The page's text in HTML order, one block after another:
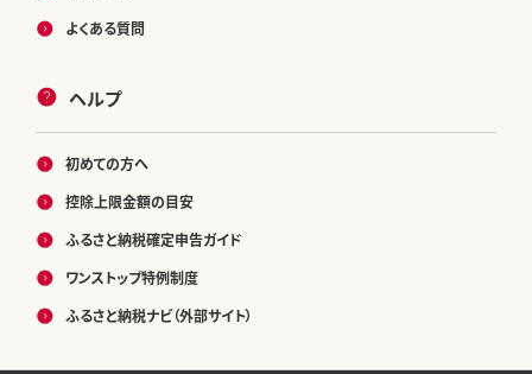
よくある質問
ヘルプ
初めての方へ
控除上限金額の目安
ふるさと納税確定申告ガイド
ワンストップ特例制度
ふるさと納税ナビ（外部サイト）